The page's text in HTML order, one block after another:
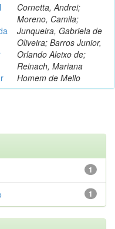
Cornetta, Andrei;
Moreno, Camila;
Junqueira, Gabriela de
Oliveira; Barros Junior,
Orlando Aleixo de;
Reinach, Mariana
Homem de Mello
1
1